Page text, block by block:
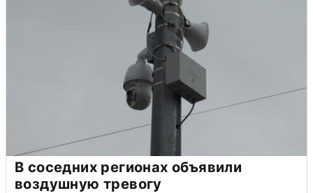
В соседних регионах объявили
воздушную тревогу